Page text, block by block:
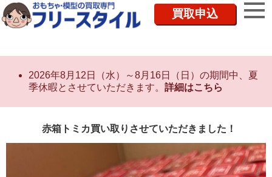
買取申込
2026年8月12日（水）～8月16日（日）の期間中、夏
季休暇とさせていただきます。 詳細はこちら
赤箱トミカ買い取りさせていただきました！